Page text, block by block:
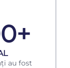
au fost